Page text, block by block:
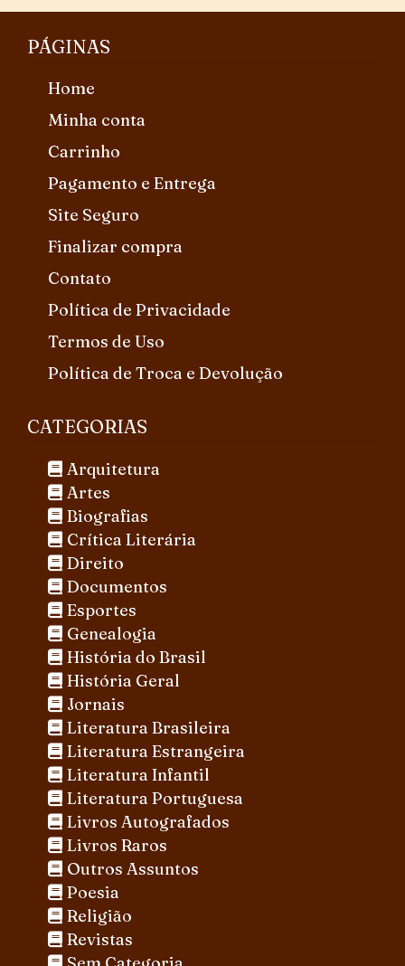
PÁGINAS
Home
Minha conta
Carrinho
Pagamento e Entrega
Site Seguro
Finalizar compra
Contato
Política de Privacidade
Termos de Uso
Política de Troca e Devolução
CATEGORIAS
Arquitetura
Artes
Biografias
Crítica Literária
Direito
Documentos
Esportes
Genealogia
História do Brasil
História Geral
Jornais
Literatura Brasileira
Literatura Estrangeira
Literatura Infantil
Literatura Portuguesa
Livros Autografados
Livros Raros
Outros Assuntos
Poesia
Religião
Revistas